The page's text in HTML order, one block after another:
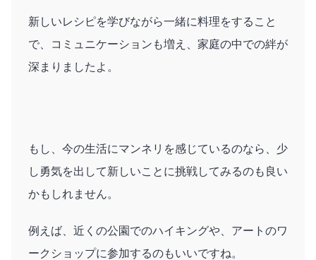
新しいレシピを学びながら一緒に料理をすること
で、コミュニケーションも増え、家庭の中での絆が
深まりましたよ。
もし、今の生活にマンネリを感じているのなら、少
し勇気を出して新しいことに挑戦してみるのも良い
かもしれません。
例えば、近くの公園でのハイキングや、アートのワ
ークショップに参加するのもいいですね。